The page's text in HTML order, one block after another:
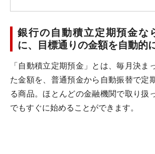
銀行の自動積立定期預金な
に、目標通りの金額を自動的
「自動積立定期預金」とは、毎月決ま
た金額を、普通預金から自動振替で定
る商品。ほとんどの金融機関で取り扱
でもすぐに始めることができます。